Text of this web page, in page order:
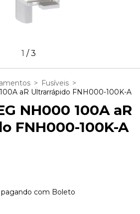
1 /3
> Fusíveis >
aR Ultrarrápido FNH000-100K-A
NH000 100A aR
FNH000-100K-A
com Boleto